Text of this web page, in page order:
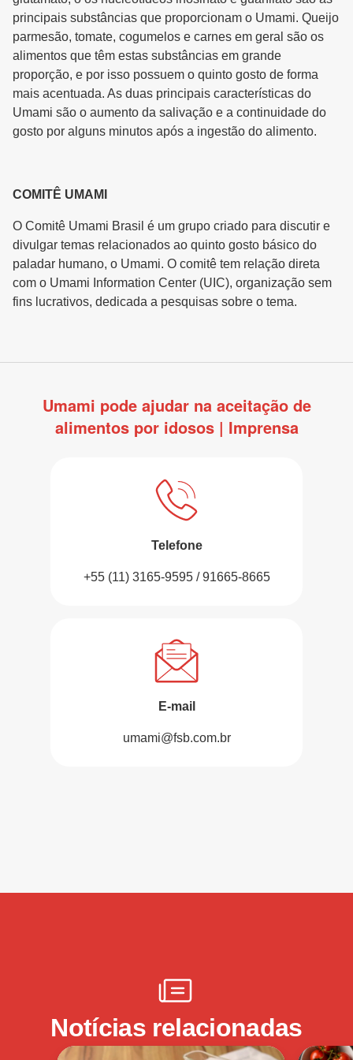
principais substâncias que proporcionam o Umami. Queijo
parmesão, tomate, cogumelos e carnes em geral são os
alimentos que têm estas substâncias em grande
proporção, e por isso possuem o quinto gosto de forma
mais acentuada. As duas principais características do
Umami são o aumento da salivação e a continuidade do
gosto por alguns minutos após a ingestão do alimento.
COMITÊ UMAMI
O Comitê Umami Brasil é um grupo criado para discutir e
divulgar temas relacionados ao quinto gosto básico do
paladar humano, o Umami. O comitê tem relação direta
com o Umami Information Center (UIC), organização sem
fins lucrativos, dedicada a pesquisas sobre o tema.
Umami pode ajudar na aceitação de
alimentos por idosos | Imprensa
Telefone
+55 (11) 3165-9595 / 91665-8665
E-mail
umami@fsb.com.br
Notícias relacionadas